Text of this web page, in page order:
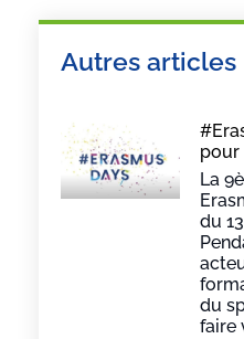
Autres articles
pour
La
du
du
faire